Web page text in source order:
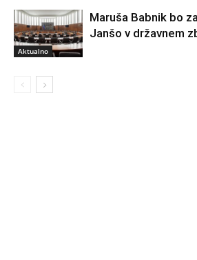
Aktualno
Maruša Babnik bo
Janšo v državnem